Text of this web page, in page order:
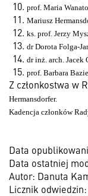
prof. Maria
Mariusz
ks. prof. Jerzy
dr Dorota Folga-
dr inż. arch. Jacek
prof. Barbara
Z członkostwa w
Hermansdorfer.
Kadencja członków
Data
Data ostatniej
Autor: Danuta
Licznik odwiedzin: